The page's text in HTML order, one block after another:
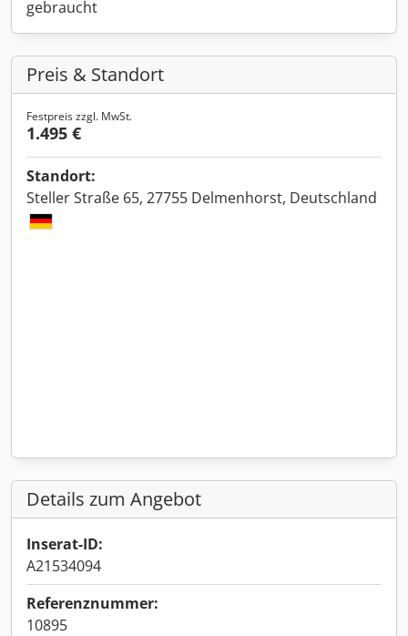
gebraucht
Preis & Standort
Festpreis zzgl. MwSt.
1.495 €
Standort:
Steller Straße 65, 27755 Delmenhorst, Deutschland
Details zum Angebot
Inserat-ID:
A21534094
Referenznummer:
10895